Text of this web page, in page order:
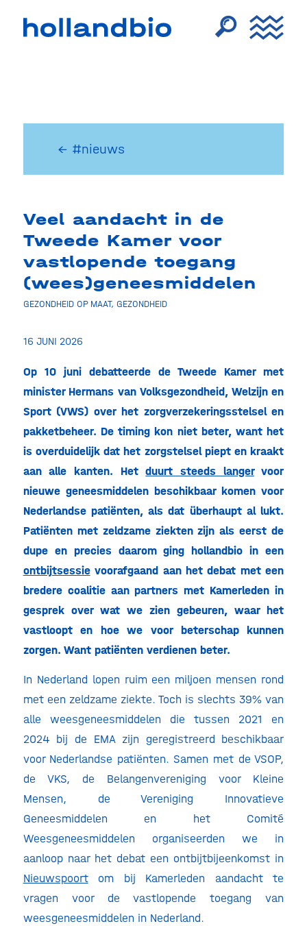
← #nieuws
Veel aandacht in de
Tweede Kamer voor
vastlopende toegang
(wees)geneesmiddelen
GEZONDHEID OP MAAT, GEZONDHEID
16 JUNI 2026
Op 10 juni debatteerde de Tweede Kamer met
minister Hermans van Volksgezondheid, Welzijn en
Sport (VWS) over het zorgverzekeringsstelsel en
pakketbeheer. De timing kon niet beter, want het
is overduidelijk dat het zorgstelsel piept en kraakt
aan alle kanten. Hetduurt steeds langervoor
nieuwe geneesmiddelen beschikbaar komen voor
Nederlandse patiënten, als dat überhaupt al lukt.
Patiënten met zeldzame ziekten zijn als eerst de
dupe en precies daarom ging hollandbio in een
ontbijtsessievoorafgaand aan het debat met een
bredere coalitie aan partners met Kamerleden in
gesprek over wat we zien gebeuren, waar het
vastloopt en hoe we voor beterschap kunnen
zorgen. Want patiënten verdienen beter.
In Nederland lopen ruim een miljoen mensen rond
met een zeldzame ziekte. Toch is slechts 39% van
alle weesgeneesmiddelen die tussen 2021 en
2024 bij de EMA zijn geregistreerd beschikbaar
voor Nederlandse patiënten. Samen met de VSOP,
de VKS, de Belangenvereniging voor Kleine
Mensen, de Vereniging Innovatieve
Geneesmiddelen en het Comité
Weesgeneesmiddelen organiseerden we in
aanloop naar het debat een ontbijtbijeenkomst in
Nieuwspoortom bij Kamerleden aandacht te
vragen voor de vastlopende toegang van
weesgeneesmiddelen in Nederland.